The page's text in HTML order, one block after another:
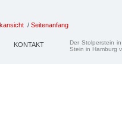
/ Seitenanfang
KONTAKT
Der Stolperstein
Stein in Hamburg